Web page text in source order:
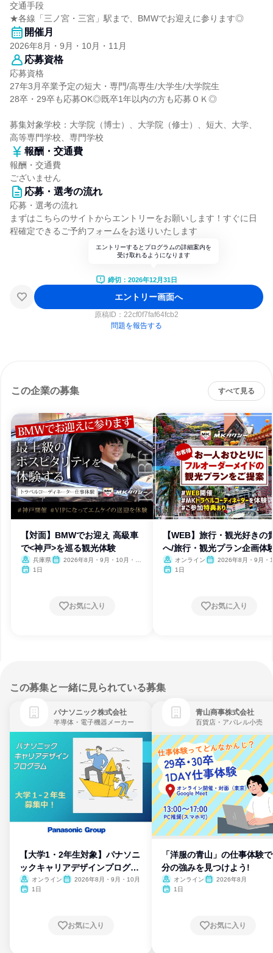
交通手段
★各線「三ノ宮・三宮」駅まで、BMWでお迎えに参ります◎
開催月
2026年8月・9月・10月・11月
応募資格
応募資格
27年3月卒業予定の短大・専門/高専生/大学生/大学院生
28卒・29卒も応募OK◎既卒1年以内の方も応募ＯＫ◎
募集対象学校：大学院（博士）、大学院（修士）、短大、大学、
高等専門学校、専門学校
報酬・交通費
報酬・交通費
ございません
応募・選考の流れ
応募・選考の流れ
まずはこちらのサイトからエントリーをお願いします！すぐに日
程確定できるご予約フォームをお送りいたします
エントリーするとプログラムの詳細案内を
受け取れるようになります
締切：2026年12月31日
エントリー画面へ
原稿ID： 22cf0f7faf64fcb2
問題を報告する
この企業の募集 すべて見る
【対面】BMWでお迎え 高級車
で<神戸>を巡る観光体験
兵庫県
2026年8月・9月・10月・11
1日
お気に入り
【WEB】旅行・観光好きの
へ/旅行・観光プラン企画体
オンライン
2026年8月・9月・
1日
お気に入り
この募集と一緒に見られている募集
パナソニック株式会社
半導体・電子機器メーカー
【大学1・2年生対象】パナソニ
ックキャリアデザインプログラ
ム
オンライン
2026年8月・9月・10月
1日
お気に入り
青山商事株式会社
百貨店・アパレル小売
「洋服の青山」の仕事体験
分の強みを見つけよう!
オンライン
2026年8月
1日
お気に入り